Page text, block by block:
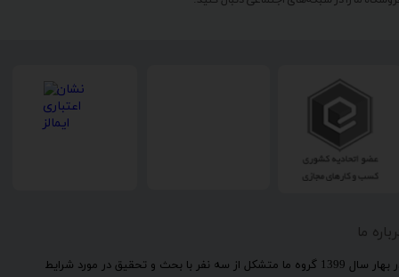
ما
​در بهار سال 1399 گروه ما متشکل از سه نفر با بحث و تحقیق در مورد شرایط